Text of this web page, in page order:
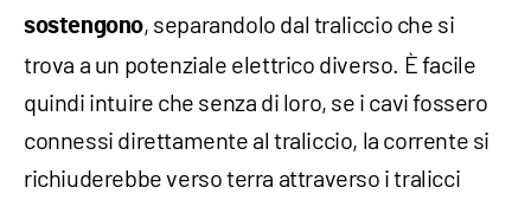
sostengono, separandolo dal traliccio che si
trova a un potenziale elettrico diverso. È facile
quindi intuire che senza di loro, se i cavi fossero
connessi direttamente al traliccio, la corrente si
richiuderebbe verso terra attraverso i tralicci